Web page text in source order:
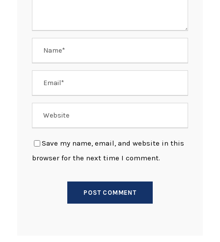
Save my name, email, and website in this
browser for the next time I comment.